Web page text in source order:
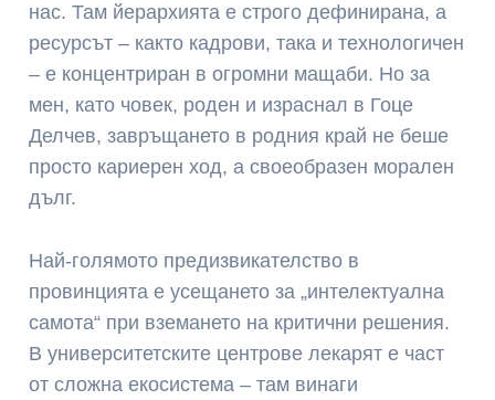
нас. Там йерархията е строго дефинирана, а
ресурсът – както кадрови, така и технологичен
– е концентриран в огромни мащаби. Но за
мен, като човек, роден и израснал в Гоце
Делчев, завръщането в родния край не беше
просто кариерен ход, а своеобразен морален
дълг.
Най-голямото предизвикателство в
провинцията е усещането за „интелектуална
самота“ при вземането на критични решения.
В университетските центрове лекарят е част
от сложна екосистема – там винаги